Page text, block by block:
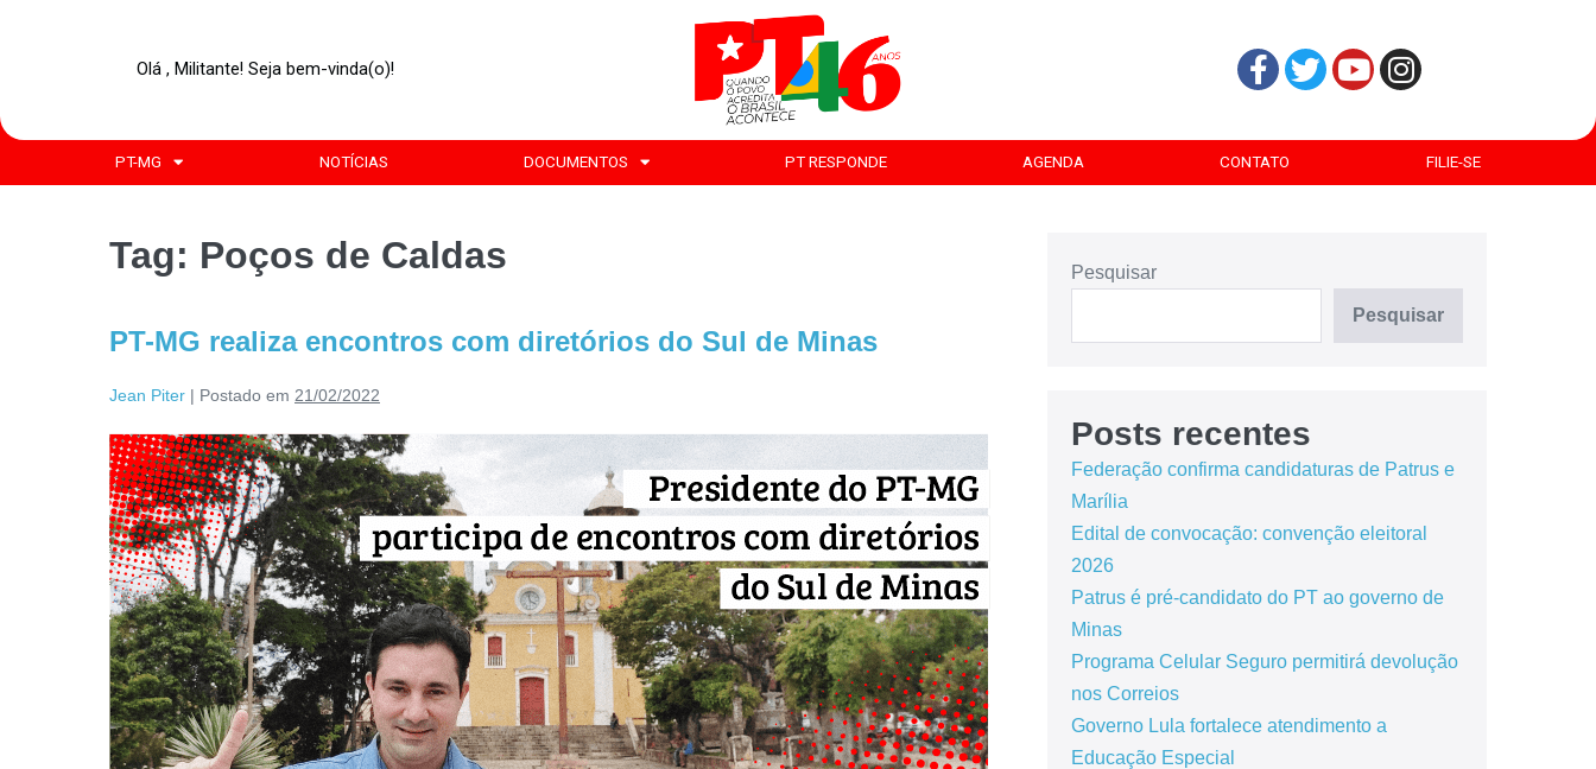
Olá , Militante! Seja bem-vinda(o)!
PT-MG NOTÍCIAS DOCUMENTOS PT RESPONDE AGENDA CONTATO FILIE-SE
Tag: Poços de Caldas
PT-MG realiza encontros com diretórios do Sul de Minas
Jean Piter | Postado em 21/02/2022
Pesquisar
Pesquisar
Posts recentes
Federação confirma candidaturas de Patrus e
Marília
Edital de convocação: convenção eleitoral
2026
Patrus é pré-candidato do PT ao governo de
Minas
Programa Celular Seguro permitirá devolução
nos Correios
Governo Lula fortalece atendimento a
Educação Especial